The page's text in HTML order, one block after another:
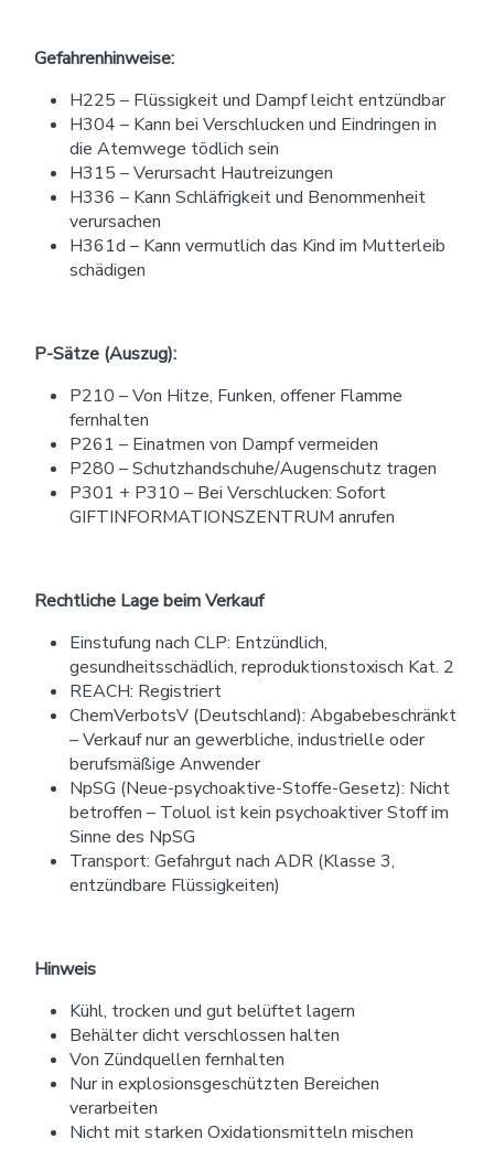
Gefahrenhinweise:
H225 – Flüssigkeit und Dampf leicht entzündbar
H304 – Kann bei Verschlucken und Eindringen in
die Atemwege tödlich sein
H315 – Verursacht Hautreizungen
H336 – Kann Schläfrigkeit und Benommenheit
verursachen
H361d – Kann vermutlich das Kind im Mutterleib
schädigen
P-Sätze (Auszug):
P210 – Von Hitze, Funken, offener Flamme
fernhalten
P261 – Einatmen von Dampf vermeiden
P280 – Schutzhandschuhe/Augenschutz tragen
P301 + P310 – Bei Verschlucken: Sofort
GIFTINFORMATIONSZENTRUM anrufen
Rechtliche Lage beim Verkauf
Einstufung nach CLP: Entzündlich,
gesundheitsschädlich, reproduktionstoxisch Kat. 2
REACH: Registriert
ChemVerbotsV (Deutschland): Abgabebeschränkt
– Verkauf nur an gewerbliche, industrielle oder
berufsmäßige Anwender
NpSG (Neue-psychoaktive-Stoffe-Gesetz): Nicht
betroffen – Toluol ist kein psychoaktiver Stoff im
Sinne des NpSG
Transport: Gefahrgut nach ADR (Klasse 3,
entzündbare Flüssigkeiten)
Hinweis
Kühl, trocken und gut belüftet lagern
Behälter dicht verschlossen halten
Von Zündquellen fernhalten
Nur in explosionsgeschützten Bereichen
verarbeiten
Nicht mit starken Oxidationsmitteln mischen